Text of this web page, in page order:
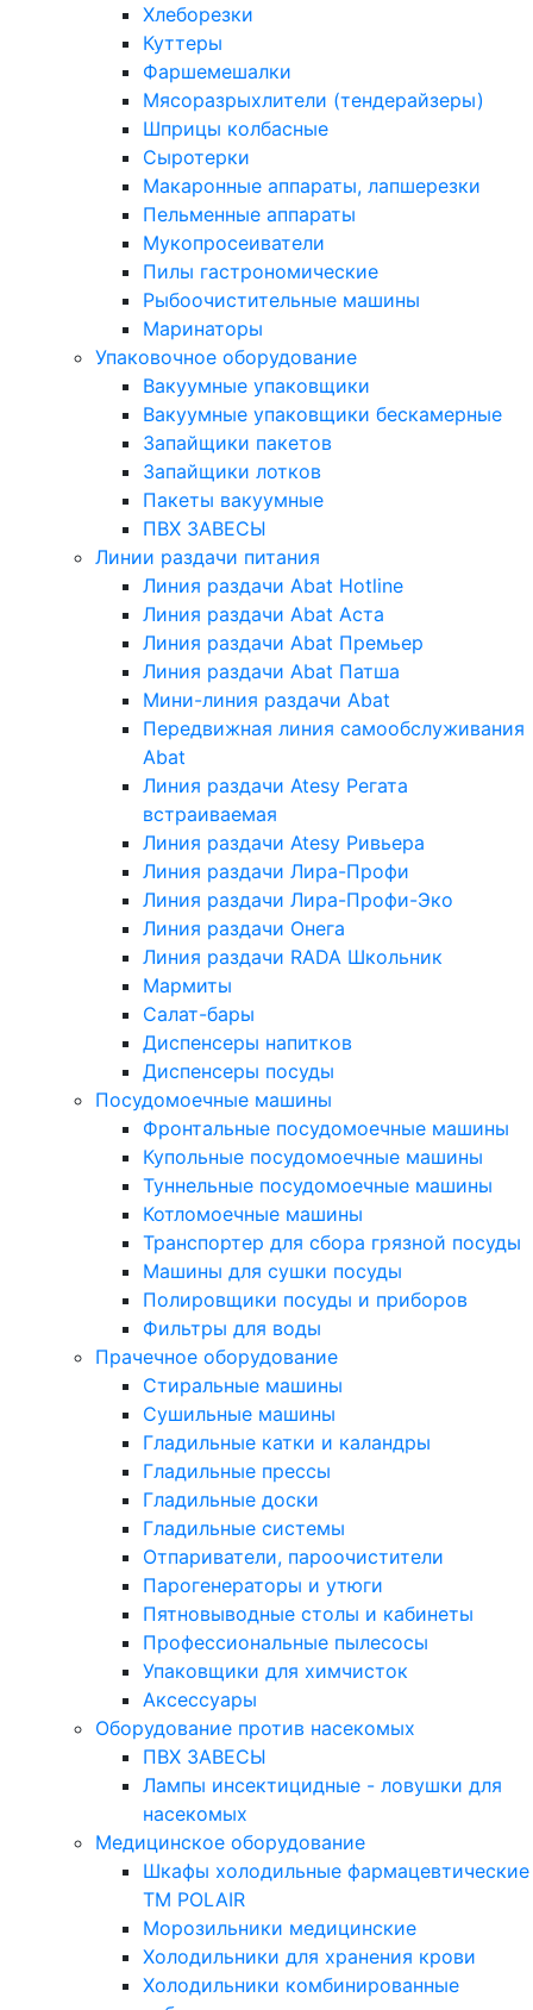
Хлеборезки
Куттеры
Фаршемешалки
Мясоразрыхлители (тендерайзеры)
Шприцы колбасные
Сыротерки
Макаронные аппараты, лапшерезки
Пельменные аппараты
Мукопросеиватели
Пилы гастрономические
Рыбоочистительные машины
Маринаторы
Упаковочное оборудование
Вакуумные упаковщики
Вакуумные упаковщики бескамерные
Запайщики пакетов
Запайщики лотков
Пакеты вакуумные
ПВХ ЗАВЕСЫ
Линии раздачи питания
Линия раздачи Abat Hotline
Линия раздачи Abat Аста
Линия раздачи Abat Премьер
Линия раздачи Abat Патша
Мини-линия раздачи Abat
Передвижная линия самообслуживания
Abat
Линия раздачи Atesy Регата
встраиваемая
Линия раздачи Atesy Ривьера
Линия раздачи Лира-Профи
Линия раздачи Лира-Профи-Эко
Линия раздачи Онега
Линия раздачи RADA Школьник
Мармиты
Салат-бары
Диспенсеры напитков
Диспенсеры посуды
Посудомоечные машины
Фронтальные посудомоечные машины
Купольные посудомоечные машины
Туннельные посудомоечные машины
Котломоечные машины
Транспортер для сбора грязной посуды
Машины для сушки посуды
Полировщики посуды и приборов
Фильтры для воды
Прачечное оборудование
Стиральные машины
Сушильные машины
Гладильные катки и каландры
Гладильные прессы
Гладильные доски
Гладильные системы
Отпариватели, пароочистители
Парогенераторы и утюги
Пятновыводные столы и кабинеты
Профессиональные пылесосы
Упаковщики для химчисток
Аксессуары
Оборудование против насекомых
ПВХ ЗАВЕСЫ
Лампы инсектицидные - ловушки для
насекомых
Медицинское оборудование
Шкафы холодильные фармацевтические
ТМ POLAIR
Морозильники медицинские
Холодильники для хранения крови
Холодильники комбинированные